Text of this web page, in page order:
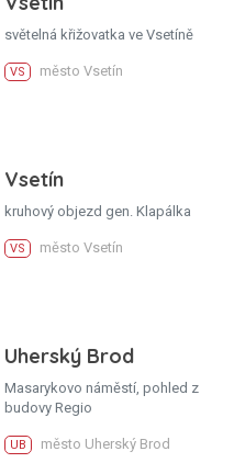
světelná křižovatka ve Vsetíně
VS město Vsetín
Vsetín
kruhový objezd gen. Klapálka
VS město Vsetín
Uherský Brod
Masarykovo náměstí, pohled z
budovy Regio
UB město Uherský Brod